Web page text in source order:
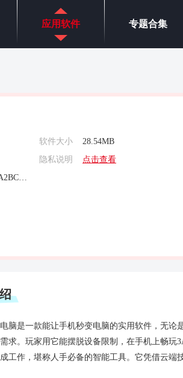
应用软件 专题合集
软件大小 28.54MB
隐私说明 点击查看
DA3799864350A0A09809582A2BCBAAA6
脑是一款能让手机秒变电脑的实用软件，无
求。玩家用它能摆脱设备限制，在手机上畅
工作，堪称人手必备的智能工具。它凭借云